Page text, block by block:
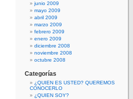
junio 2009
mayo 2009
abril 2009
marzo 2009
febrero 2009
enero 2009
diciembre 2008
noviembre 2008
octubre 2008
Categorías
¿QUIEN ES USTED? QUEREMOS
CONOCERLO
¿QUIEN SOY?